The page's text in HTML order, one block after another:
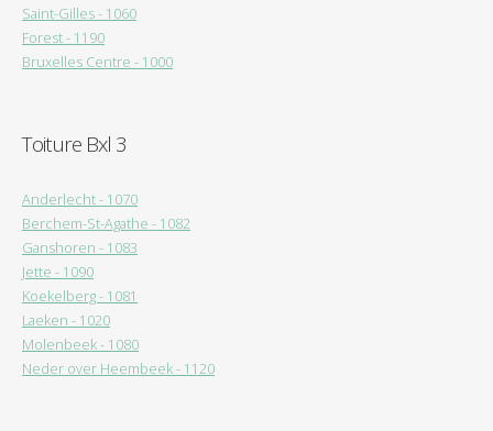
Saint-Gilles - 1060
Forest - 1190
Bruxelles Centre - 1000
Toiture Bxl 3
Anderlecht - 1070
Berchem-St-Agathe - 1082
Ganshoren - 1083
Jette - 1090
Koekelberg - 1081
Laeken - 1020
Molenbeek - 1080
Neder over Heembeek - 1120